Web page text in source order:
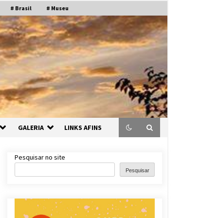
# Brasil # Museu
GALERIA LINKS AFINS
Pesquisar no site
Pesquisar